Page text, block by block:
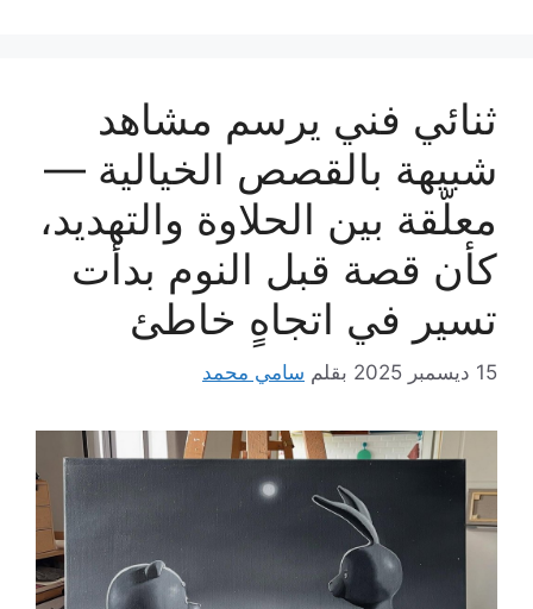
ثنائي فني يرسم مشاهد
شبيهة بالقصص الخيالية —
معلّقة بين الحلاوة والتهديد،
كأن قصة قبل النوم بدأت
تسير في اتجاهٍ خاطئ
15 ديسمبر 2025 بقلم سامي محمد